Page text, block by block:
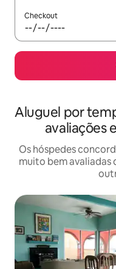
Checkout
Aluguel por
avaliações
Os hóspedes
muito bem avaliadas